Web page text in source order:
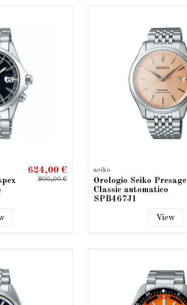
624,00 €
800,00 €
seiko
Orologio Seiko Presage
Classic automatico
SPB467J1
View